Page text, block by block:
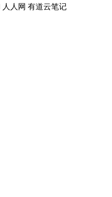
人人网 有道云笔记